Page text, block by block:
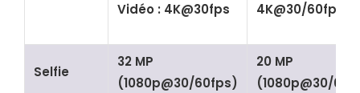
Vidéo : 4K@30fps
4K@30/60fps
Selfie
32 MP
(1080p@30/60fps)
20 MP
(1080p@30/